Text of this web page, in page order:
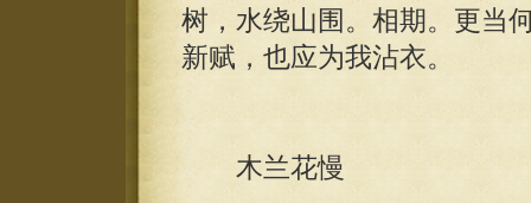
树，水绕山围。相期。更当
新赋，也应为我沾衣。
木兰花慢